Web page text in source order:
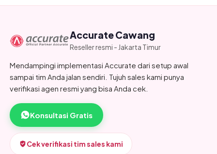
Accurate Cawang
Reseller resmi - Jakarta Timur
Mendampingi implementasi Accurate dari setup awal
sampai tim Anda jalan sendiri. Tujuh sales kami punya
verifikasi agen resmi yang bisa Anda cek.
Konsultasi Gratis
Cek verifikasi tim sales kami